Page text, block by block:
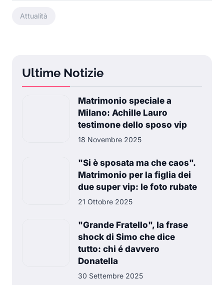
Attualità
Ultime Notizie
Matrimonio speciale a
Milano: Achille Lauro
testimone dello sposo vip
18 Novembre 2025
"Si è sposata ma che caos".
Matrimonio per la figlia dei
due super vip: le foto rubate
21 Ottobre 2025
"Grande Fratello", la frase
shock di Simo che dice
tutto: chi é davvero
Donatella
30 Settembre 2025